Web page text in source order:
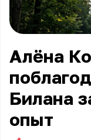
Алёна
Билана
опыт